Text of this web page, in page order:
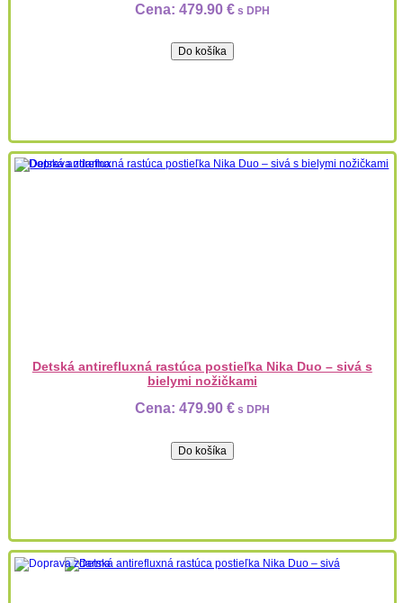
Cena: 479.90 €s DPH
Detská antirefluxná rastúca postieľka Nika Duo – sivá s
bielymi nožičkami
Cena: 479.90 €s DPH